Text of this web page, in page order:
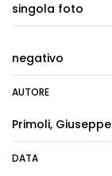
singola foto
negativo
AUTORE
Primoli, Giuseppe
DATA